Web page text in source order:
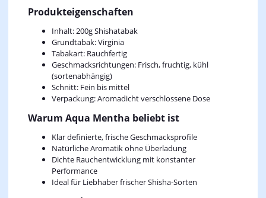
Produkteigenschaften
Inhalt: 200g Shishatabak
Grundtabak: Virginia
Tabakart: Rauchfertig
Geschmacksrichtungen: Frisch, fruchtig, kühl
(sortenabhängig)
Schnitt: Fein bis mittel
Verpackung: Aromadicht verschlossene Dose
Warum Aqua Mentha beliebt ist
Klar definierte, frische Geschmacksprofile
Natürliche Aromatik ohne Überladung
Dichte Rauchentwicklung mit konstanter
Performance
Ideal für Liebhaber frischer Shisha‑Sorten